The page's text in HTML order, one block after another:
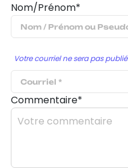
Nom/Prénom*
Votre courriel ne sera pas publié
Commentaire*